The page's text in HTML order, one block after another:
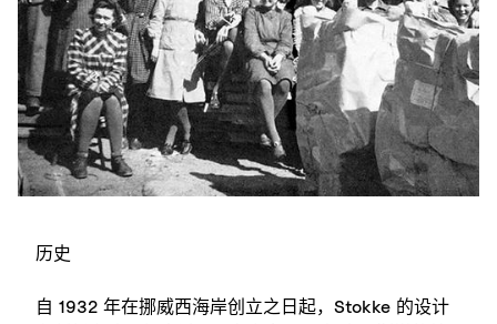
历史
自 1932 年在挪威西海岸创立之日起，Stokke 的设计